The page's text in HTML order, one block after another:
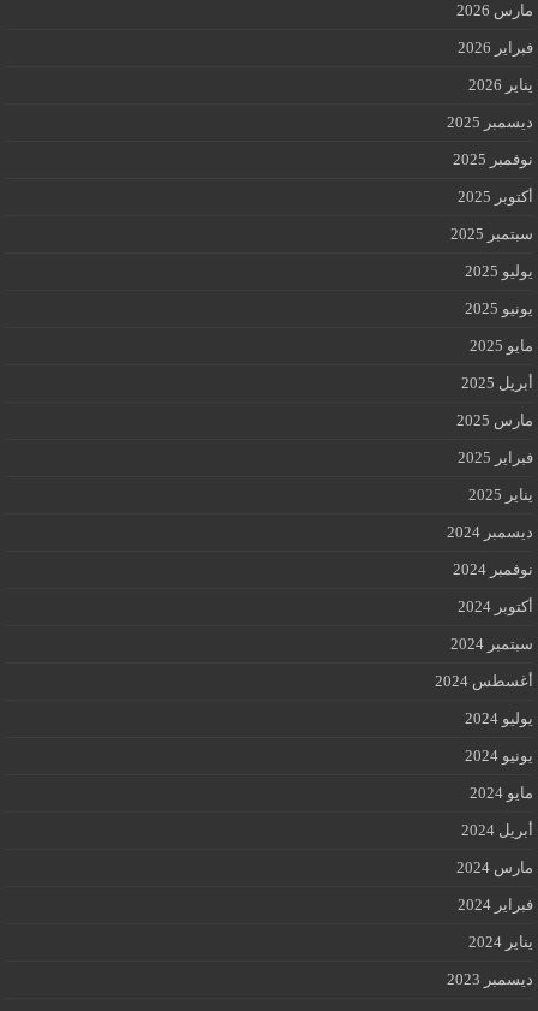
مارس 2026
فبراير 2026
يناير 2026
ديسمبر 2025
نوفمبر 2025
أكتوبر 2025
سبتمبر 2025
يوليو 2025
يونيو 2025
مايو 2025
أبريل 2025
مارس 2025
فبراير 2025
يناير 2025
ديسمبر 2024
نوفمبر 2024
أكتوبر 2024
سبتمبر 2024
أغسطس 2024
يوليو 2024
يونيو 2024
مايو 2024
أبريل 2024
مارس 2024
فبراير 2024
يناير 2024
ديسمبر 2023